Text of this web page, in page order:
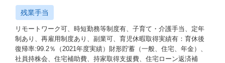
残業手当
リモートワーク可、時短勤務等制度有、子育て・介護手当、定年
制あり、再雇用制度あり、副業可、育児休暇取得実績有：育休後
復帰率:99.2％（2021年度実績）財形貯蓄（一般、住宅、年金）、
社員持株会、住宅補助費、持家取得支援費、住宅ローン返済補